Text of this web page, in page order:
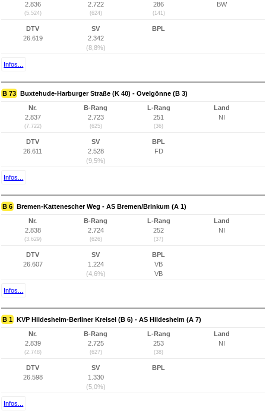
2.836
(5.524)
2.722
(624)
286
(141)
BW
DTV
26.619
SV
2.342
(8,8%)
BPL
Infos...
B 73 Buxtehude-Harburger Straße (K 40) - Ovelgönne (B 3)
Nr.
2.837
(7.722)
B-Rang
2.723
(625)
L-Rang
251
(36)
Land
NI
DTV
26.611
SV
2.528
(9,5%)
BPL
FD
Infos...
B 6 Bremen-Kattenescher Weg - AS Bremen/Brinkum (A 1)
Nr.
2.838
(3.629)
B-Rang
2.724
(626)
L-Rang
252
(37)
Land
NI
DTV
26.607
SV
1.224
(4,6%)
BPL
VB
VB
Infos...
B 1 KVP Hildesheim-Berliner Kreisel (B 6) - AS Hildesheim (A 7)
Nr.
2.839
(2.748)
B-Rang
2.725
(627)
L-Rang
253
(38)
Land
NI
DTV
26.598
SV
1.330
(5,0%)
BPL
Infos...